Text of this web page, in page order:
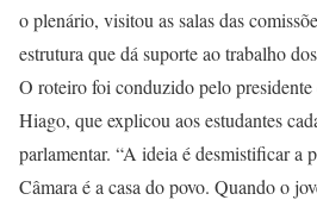
o plenário, visitou as salas das
estrutura que dá suporte ao trabalho
O roteiro foi conduzido pelo presidente
Hiago, que explicou aos estudantes
parlamentar. “A ideia é desmistificar a
Câmara é a casa do povo. Quando o